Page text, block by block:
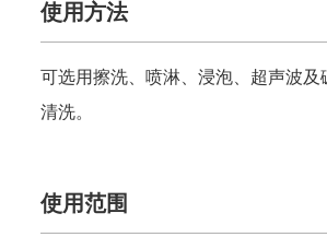
使用方法
可选用擦洗、喷淋、浸泡、超声波及
清洗。
使用范围